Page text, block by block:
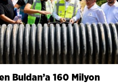
Buldan’a 160 Milyon